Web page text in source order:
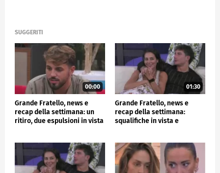
SUGGERITI
00:00
Grande Fratello, news e
recap della settimana: un
ritiro, due espulsioni in vista
01:30
Grande Fratello, news e
recap della settimana:
squalifiche in vista e